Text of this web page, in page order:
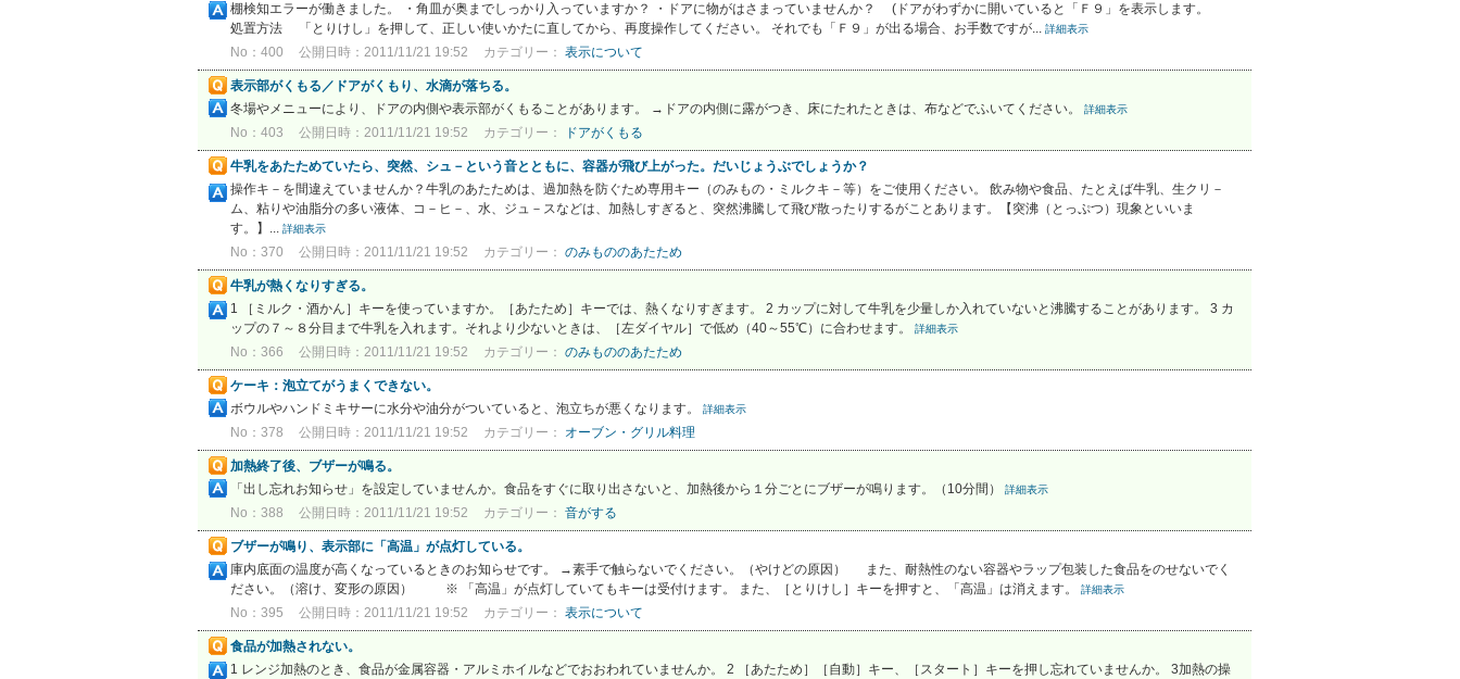
棚検知エラーが働きました。 ・角皿が奥までしっかり入っていますか？ ・ドアに物がはさまっていませんか？ (ドアがわずかに開いていると「Ｆ９」を表示します。
処置方法 「とりけし」を押して、正しい使いかたに直してから、再度操作してください。 それでも「Ｆ９」が出る場合、お手数ですが... 詳細表示
No：400 公開日時：2011/11/21 19:52 カテゴリー： 表示について
表示部がくもる／ドアがくもり、水滴が落ちる。
冬場やメニューにより、ドアの内側や表示部がくもることがあります。 →ドアの内側に露がつき、床にたれたときは、布などでふいてください。
詳細表示
No：403 公開日時：2011/11/21 19:52 カテゴリー： ドアがくもる
牛乳をあたためていたら、突然、シュ－という音とともに、容器が飛び上がった。だいじょうぶでしょうか？
操作キ－を間違えていませんか？牛乳のあたためは、過加熱を防ぐため専用キー（のみもの・ミルクキ－等）をご使用ください。 飲み物や食品、たとえば牛乳、生クリ－
ム、粘りや油脂分の多い液体、コ－ヒ－、水、ジュ－スなどは、加熱しすぎると、突然沸騰して飛び散ったりするがことあります。【突沸（とっぷつ）現象といいま
す。】... 詳細表示
No：370 公開日時：2011/11/21 19:52 カテゴリー： のみもののあたため
牛乳が熱くなりすぎる。
1 ［ミルク・酒かん］キーを使っていますか。［あたため］キーでは、熱くなりすぎます。 2 カップに対して牛乳を少量しか入れていないと沸騰することがあります。 3 カ
ップの７～８分目まで牛乳を入れます。それより少ないときは、［左ダイヤル］で低め（40～55℃）に合わせます。
詳細表示
No：366 公開日時：2011/11/21 19:52 カテゴリー： のみもののあたため
ケーキ：泡立てがうまくできない。
ボウルやハンドミキサーに水分や油分がついていると、泡立ちが悪くなります。
詳細表示
No：378 公開日時：2011/11/21 19:52 カテゴリー： オーブン・グリル料理
加熱終了後、ブザーが鳴る。
「出し忘れお知らせ」を設定していませんか。食品をすぐに取り出さないと、加熱後から１分ごとにブザーが鳴ります。（10分間）
詳細表示
No：388 公開日時：2011/11/21 19:52 カテゴリー： 音がする
ブザーが鳴り、表示部に「高温」が点灯している。
庫内底面の温度が高くなっているときのお知らせです。 →素手で触らないでください。（やけどの原因） また、耐熱性のない容器やラップ包装した食品をのせないでく
ださい。（溶け、変形の原因） ※ 「高温」が点灯していてもキーは受付けます。 また、［とりけし］キーを押すと、「高温」は消えます。
詳細表示
No：395 公開日時：2011/11/21 19:52 カテゴリー： 表示について
食品が加熱されない。
1 レンジ加熱のとき、食品が金属容器・アルミホイルなどでおおわれていませんか。 2 ［あたため］［自動］キー、［スタート］キーを押し忘れていませんか。 3加熱の操